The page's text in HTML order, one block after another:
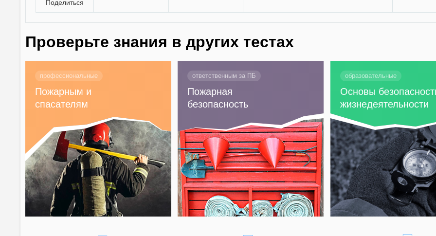
Поделиться
Проверьте знания в других тестах
профессиональные
Пожарным и
спасателям
ответственным за ПБ
Пожарная
безопасность
образовательные
Основы
жизнедеятельности